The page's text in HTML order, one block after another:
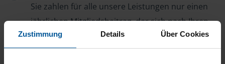
Zustimmung Details Über Cookies
Sie zahlen für alle unsere Leistungen nur einen
jährlichen Mitgliedsbeitrag, der sich nach Ihren
Jahreseinnahmen richtet.